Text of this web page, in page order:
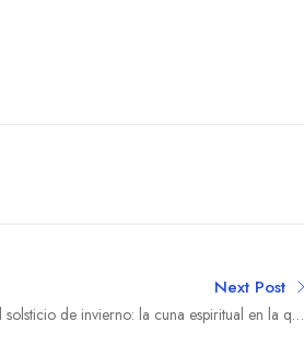
Next Post
solsticio de invierno: la cuna espiritual en la que